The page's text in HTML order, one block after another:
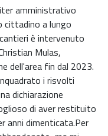
amministrativo
cittadino a lungo
è intervenuto
Mulas,
dell'area fin dal 2023.
i risvolti
dichiarazione
di aver restituito
anni dimenticata.Per